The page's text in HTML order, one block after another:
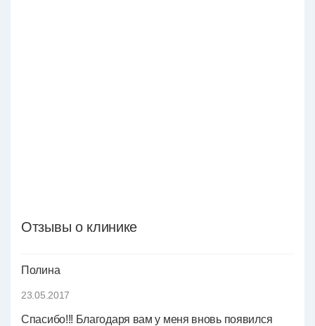
Отзывы о клинике
Полина
23.05.2017
Спасибо!!! Благодаря вам у меня вновь появился